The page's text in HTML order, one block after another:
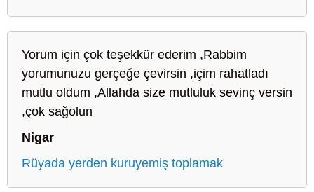
Yorum için çok teşekkür ederim ,Rabbim
yorumunuzu gerçeğe çevirsin ,içim rahatladı
mutlu oldum ,Allahda size mutluluk sevinç versin
,çok sağolun
Nigar
Rüyada yerden kuruyemiş toplamak